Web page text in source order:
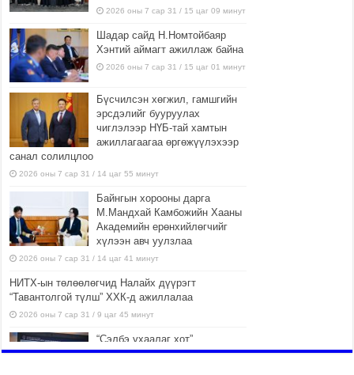
2026 оны 7 сар 31 / 15 цаг 09 минут
Шадар сайд Н.Номтойбаяр
Хэнтий аймагт ажиллаж байна
2026 оны 7 сар 31 / 15 цаг 01 минут
Бүсчилсэн хөгжил, гамшгийн
эрсдэлийг бууруулах
чиглэлээр НҮБ-тай хамтын
ажиллагаагаа өргөжүүлэхээр
санал солилцлоо
2026 оны 7 сар 31 / 14 цаг 55 минут
Байнгын хорооны дарга
М.Мандхай Камбожийн Хааны
Академийн ерөнхийлөгчийг
хүлээн авч уулзлаа
2026 оны 7 сар 31 / 14 цаг 41 минут
НИТХ-ын төлөөлөгчид Налайх дүүрэгт
“Тавантолгой түлш” ХХК-д ажиллалаа
2026 оны 7 сар 31 / 9 цаг 45 минут
“Сэлбэ ухаалаг хот”
ашиглалтад орсноор